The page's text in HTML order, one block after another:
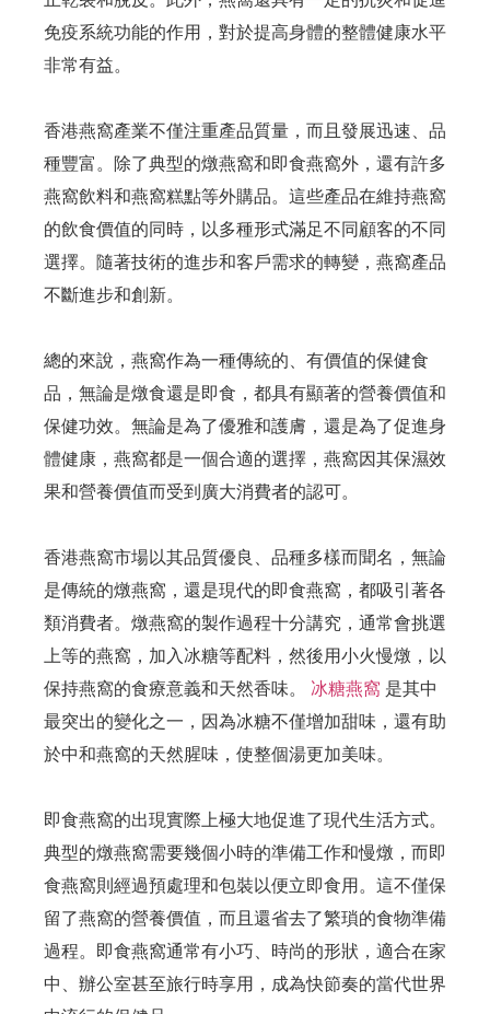
免疫系統功能的作用，對於提高身體的整體健康水平
非常有益。
香港燕窩產業不僅注重產品質量，而且發展迅速、品
種豐富。除了典型的燉燕窩和即食燕窩外，還有許多
燕窩飲料和燕窩糕點等外購品。這些產品在維持燕窩
的飲食價值的同時，以多種形式滿足不同顧客的不同
選擇。隨著技術的進步和客戶需求的轉變，燕窩產品
不斷進步和創新。
總的來說，燕窩作為一種傳統的、有價值的保健食
品，無論是燉食還是即食，都具有顯著的營養價值和
保健功效。無論是為了優雅和護膚，還是為了促進身
體健康，燕窩都是一個合適的選擇，燕窩因其保濕效
果和營養價值而受到廣大消費者的認可。
香港燕窩市場以其品質優良、品種多樣而聞名，無論
是傳統的燉燕窩，還是現代的即食燕窩，都吸引著各
類消費者。燉燕窩的製作過程十分講究，通常會挑選
上等的燕窩，加入冰糖等配料，然後用小火慢燉，以
保持燕窩的食療意義和天然香味。 冰糖燕窩 是其中
最突出的變化之一，因為冰糖不僅增加甜味，還有助
於中和燕窩的天然腥味，使整個湯更加美味。
即食燕窩的出現實際上極大地促進了現代生活方式。
典型的燉燕窩需要幾個小時的準備工作和慢燉，而即
食燕窩則經過預處理和包裝以便立即食用。這不僅保
留了燕窩的營養價值，而且還省去了繁瑣的食物準備
過程。即食燕窩通常有小巧、時尚的形狀，適合在家
中、辦公室甚至旅行時享用，成為快節奏的當代世界